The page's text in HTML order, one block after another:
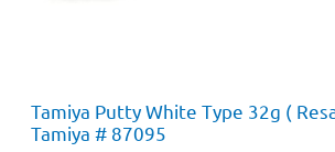
Tamiya Putty White Type 32g (
Tamiya # 87095